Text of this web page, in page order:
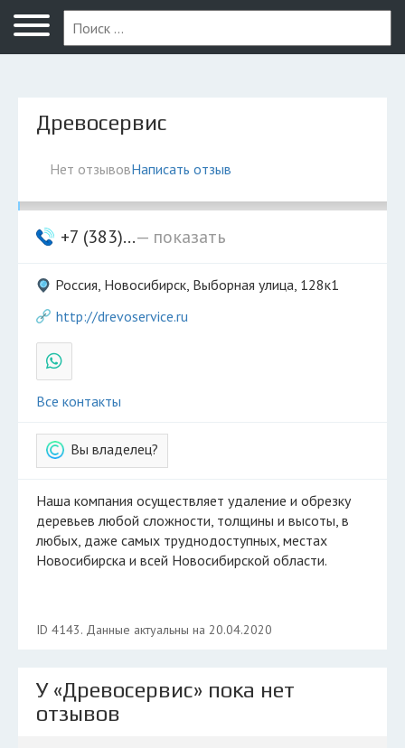
Новосибирск
Древосервис
Нет отзывовНаписать отзыв
+7 (383)...— показать
Россия, Новосибирск, Выборная улица, 128к1
http://drevoservice.ru
Все контакты
Вы владелец?
Наша компания осуществляет удаление и обрезку
деревьев любой сложности, толщины и высоты, в
любых, даже самых труднодоступных, местах
Новосибирска и всей Новосибирской области.
ID 4143. Данные актуальны на 20.04.2020
У «Древосервис» пока нет
отзывов